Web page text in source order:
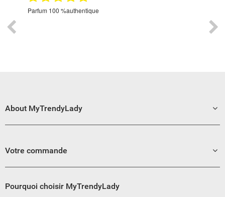
Parfum 100 %authentique
sa
About MyTrendyLady
Votre commande
Pourquoi choisir MyTrendyLady